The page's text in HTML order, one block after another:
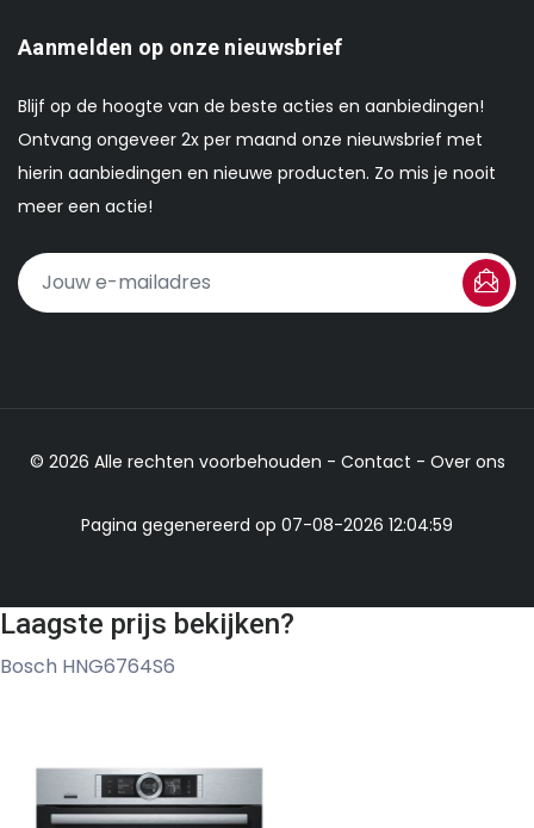
Aanmelden op onze nieuwsbrief
Blijf op de hoogte van de beste acties en aanbiedingen!
Ontvang ongeveer 2x per maand onze nieuwsbrief met
hierin aanbiedingen en nieuwe producten. Zo mis je nooit
meer een actie!
© 2026 Alle rechten voorbehouden - Contact - Over ons
Pagina gegenereerd op 07-08-2026 12:04:59
Laagste prijs bekijken?
Bosch HNG6764S6